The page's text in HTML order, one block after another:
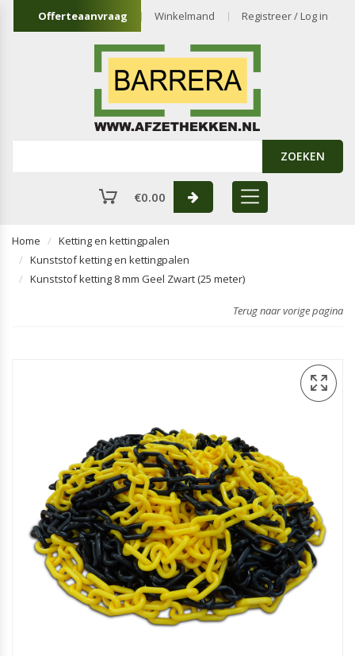
Offerteaanvraag Winkelmand Registreer / Log in
ZOEKEN
€0.00
Home
Ketting en kettingpalen
Kunststof ketting en kettingpalen
Kunststof ketting 8 mm Geel Zwart (25 meter)
Terug naar vorige pagina